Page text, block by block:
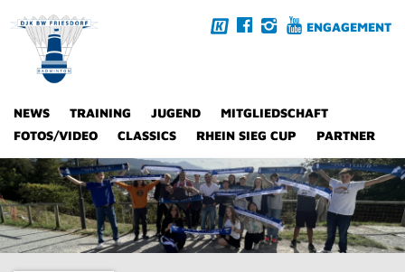
ENGAGEMENT
NEWS TRAINING JUGEND
MITGLIEDSCHAFT
FOTOS/VIDEO
CLASSICS RHEIN SIEG CUP PARTNER